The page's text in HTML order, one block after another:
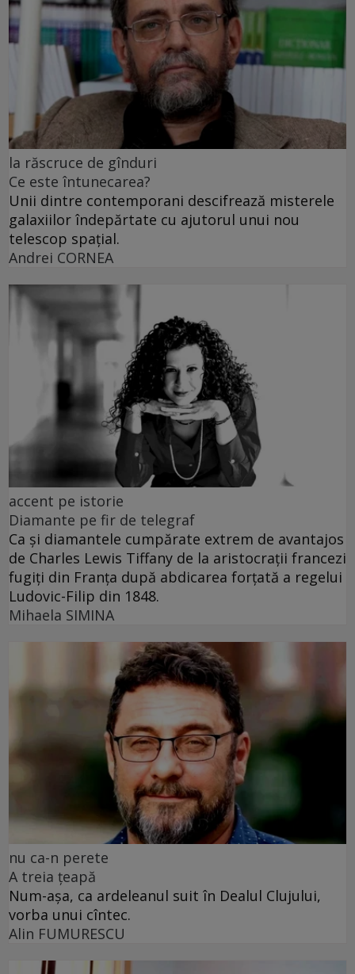
la răscruce de gînduri
Ce este întunecarea?
Unii dintre contemporani descifrează misterele
galaxiilor îndepărtate cu ajutorul unui nou
telescop spațial.
Andrei CORNEA
accent pe istorie
Diamante pe fir de telegraf
Ca și diamantele cumpărate extrem de avantajos
de Charles Lewis Tiffany de la aristocrații francezi
fugiți din Franța după abdicarea forțată a regelui
Ludovic-Filip din 1848.
Mihaela SIMINA
nu ca-n perete
A treia țeapă
Num-așa, ca ardeleanul suit în Dealul Clujului,
vorba unui cîntec.
Alin FUMURESCU